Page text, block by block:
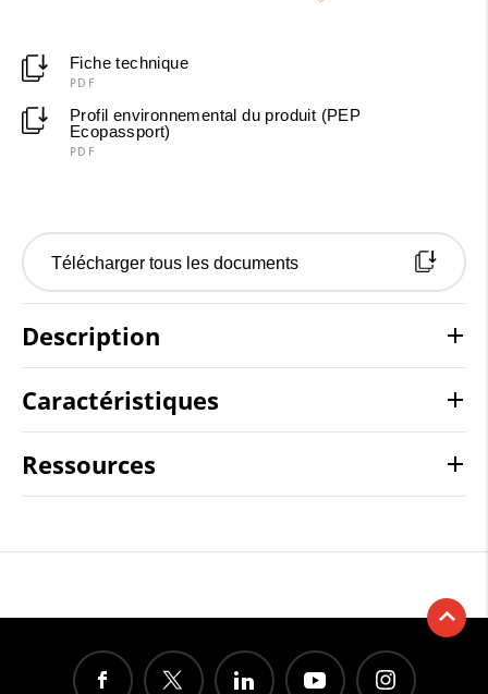
Fiche technique
PDF
Profil environnemental du produit (PEP
Ecopassport)
PDF
Télécharger tous les documents
Description
Caractéristiques
Ressources